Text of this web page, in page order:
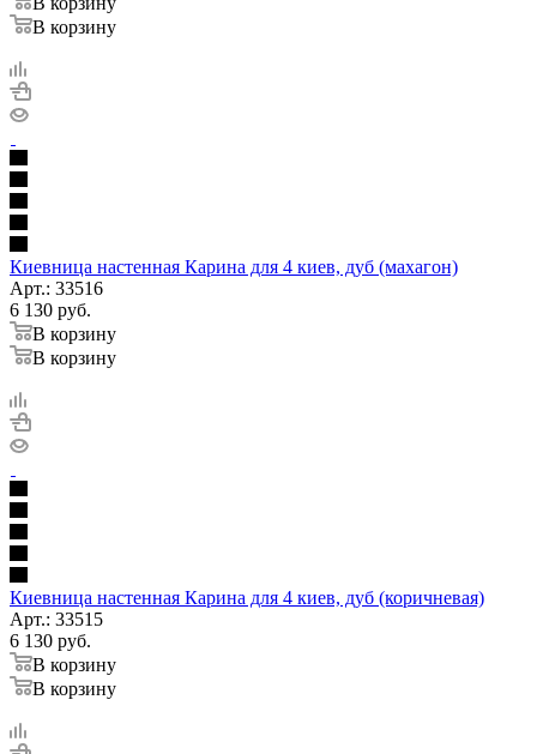
В корзину
Киевница настенная Карина для 4 киев, дуб (махагон)
Арт.: 33516
6 130 руб.
В корзину
В корзину
Киевница настенная Карина для 4 киев, дуб (коричневая)
Арт.: 33515
6 130 руб.
В корзину
В корзину